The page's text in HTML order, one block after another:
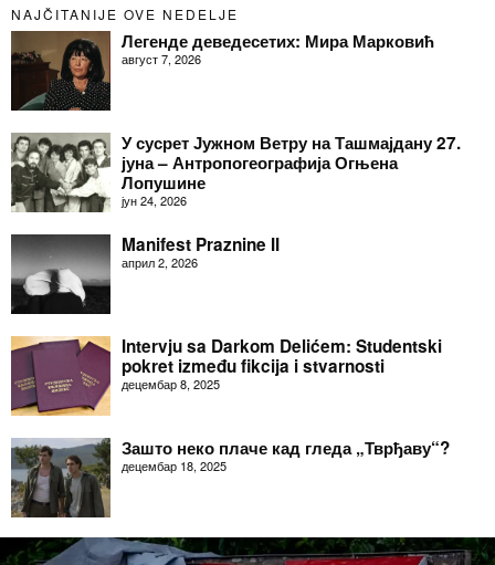
NAJČITANIJE OVE NEDELJE
Легенде деведесетих: Мира Марковић
август 7, 2026
У сусрет Јужном Ветру на Ташмајдану 27.
јуна – Антропогеографија Огњена
Лопушине
јун 24, 2026
Manifest Praznine II
април 2, 2026
Intervju sa Darkom Delićem: Studentski
pokret između fikcija i stvarnosti
децембар 8, 2025
Зашто неко плаче кад гледа „Тврђаву“?
децембар 18, 2025